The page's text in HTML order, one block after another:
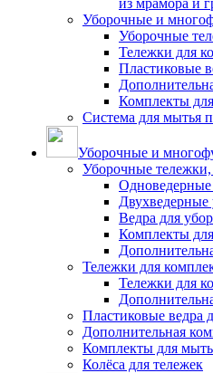
из мрамора и
Уборочные и
Уборочные
Тележки для
Пластиковые
Комплекты
Система для мытья
Уборочные и
Уборочные тележки,
Одноведерные
Двухведерные
Ведра для
Комплекты
Тележки для
Тележки для
Пластиковые ведра
Дополнительная
Комплекты для
Колёса для тележек